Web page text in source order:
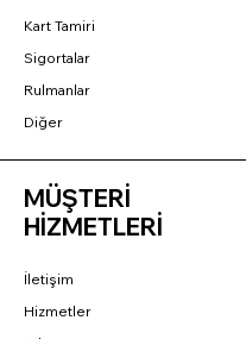
Kart Tamiri
Sigortalar
Rulmanlar
Diğer
MÜŞTERİ
HİZMETLERİ
İletişim
Hizmetler